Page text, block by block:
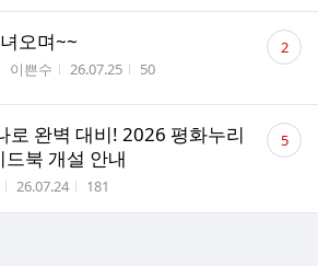
오며~~
작성자
이쁜수 작성시간
26.07.25 조회수
50
댓
글 2
로 완벽 대비! 2026 평화누리
북 개설 안내
작성시간
26.07.24 조회수
181
댓
글 5